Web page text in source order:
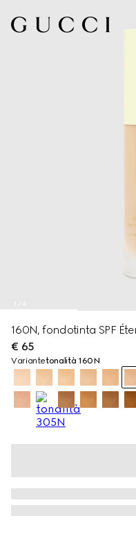
4
160N, fondotinta SPF
€ 65
Variantetonalità 160N